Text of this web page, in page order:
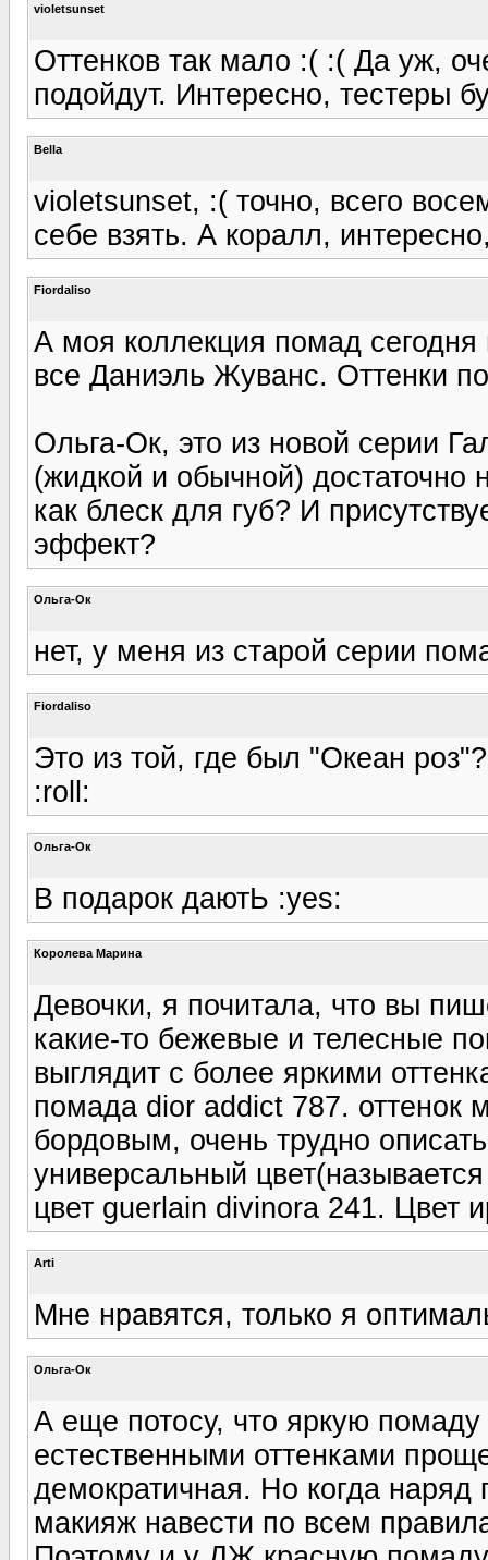
violetsunset
Оттенков так мало :( :( Да уж,
подойдут. Интересно, тестеры
Bella
violetsunset, :( точно, всего
себе взять. А коралл,
Fiordaliso
А моя коллекция помад
все Даниэль Жуванс. Оттенки
Ольга-Ок, это из новой серии
(жидкой и обычной) достаточно
как блеск для губ? И
эффект?
Ольга-Ок
нет, у меня из старой серии
Fiordaliso
Это из той, где был "Океан
:roll:
Ольга-Ок
В подарок даютЬ :yes:
Королева Марина
Девочки, я почитала, что вы
какие-то бежевые и телесные
выглядит с более яркими
помада dior addict 787.
бордовым, очень трудно
универсальный
цвет guerlain divinora 241. Цвет
Arti
Мне нравятся, только я
Ольга-Ок
А еще потосу, что яркую
естественными оттенками
демократичная. Но когда наряд
макияж навести по всем